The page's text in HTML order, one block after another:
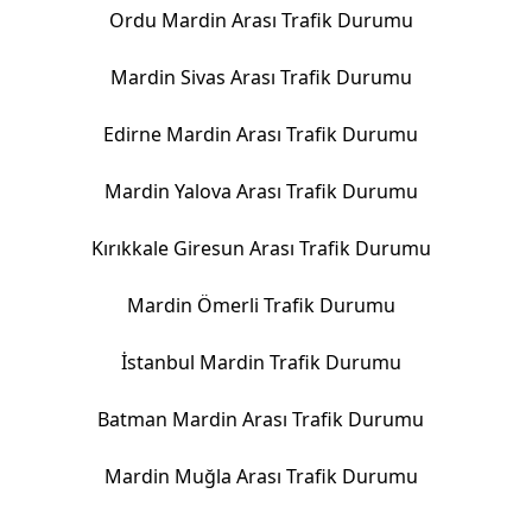
Ordu Mardin Arası Trafik Durumu
Mardin Sivas Arası Trafik Durumu
Edirne Mardin Arası Trafik Durumu
Mardin Yalova Arası Trafik Durumu
Kırıkkale Giresun Arası Trafik Durumu
Mardin Ömerli Trafik Durumu
İstanbul Mardin Trafik Durumu
Batman Mardin Arası Trafik Durumu
Mardin Muğla Arası Trafik Durumu